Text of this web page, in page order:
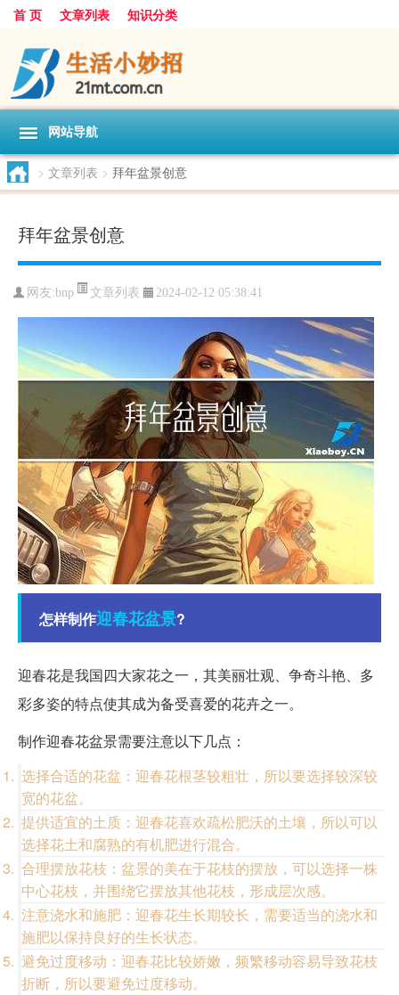
首 页 文章列表 知识分类
网站导航
> 文章列表 > 拜年盆景创意
拜年盆景创意
网友:bnp 文章列表 2024-02-12 05:38:41
怎样制作迎春花盆景?
迎春花是我国四大家花之一，其美丽壮观、争奇斗艳、多
彩多姿的特点使其成为备受喜爱的花卉之一。
制作迎春花盆景需要注意以下几点：
选择合适的花盆：迎春花根茎较粗壮，所以要选择较深较
宽的花盆。
提供适宜的土质：迎春花喜欢疏松肥沃的土壤，所以可以
选择花土和腐熟的有机肥进行混合。
合理摆放花枝：盆景的美在于花枝的摆放，可以选择一株
中心花枝，并围绕它摆放其他花枝，形成层次感。
注意浇水和施肥：迎春花生长期较长，需要适当的浇水和
施肥以保持良好的生长状态。
避免过度移动：迎春花比较娇嫩，频繁移动容易导致花枝
折断，所以要避免过度移动。